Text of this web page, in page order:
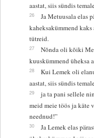
aastat, siis sündis
26
Ja Metuusala elas
kaheksakümmend
tütreid.
27
Nõnda oli kõiki
kuuskümmend üheksa
28
Kui Lemek oli
aastat, siis sündis
29
ja ta pani sellele
meid meie töös ja käte
neednud!”
30
Ja Lemek elas